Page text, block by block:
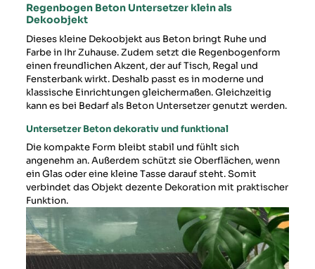
Regenbogen Beton Untersetzer klein als
Dekoobjekt
Dieses kleine Dekoobjekt aus Beton bringt Ruhe und
Farbe in Ihr Zuhause. Zudem setzt die Regenbogenform
einen freundlichen Akzent, der auf Tisch, Regal und
Fensterbank wirkt. Deshalb passt es in moderne und
klassische Einrichtungen gleichermaßen. Gleichzeitig
kann es bei Bedarf als Beton Untersetzer genutzt werden.
Untersetzer Beton dekorativ und funktional
Die kompakte Form bleibt stabil und fühlt sich
angenehm an. Außerdem schützt sie Oberflächen, wenn
ein Glas oder eine kleine Tasse darauf steht. Somit
verbindet das Objekt dezente Dekoration mit praktischer
Funktion.